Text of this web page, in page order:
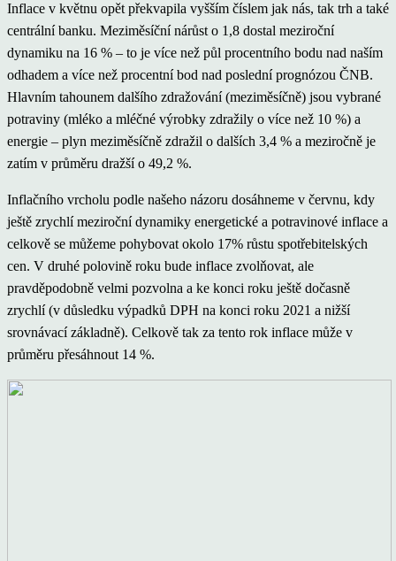
Inflace v květnu opět překvapila vyšším číslem jak nás, tak trh a také
centrální banku. Meziměsíční nárůst o 1,8 dostal meziroční
dynamiku na 16 % – to je více než půl procentního bodu nad naším
odhadem a více než procentní bod nad poslední prognózou ČNB.
Hlavním tahounem dalšího zdražování (meziměsíčně) jsou vybrané
potraviny (mléko a mléčné výrobky zdražily o více než 10 %) a
energie – plyn meziměsíčně zdražil o dalších 3,4 % a meziročně je
zatím v průměru dražší o 49,2 %.
Inflačního vrcholu podle našeho názoru dosáhneme v červnu, kdy
ještě zrychlí meziroční dynamiky energetické a potravinové inflace a
celkově se můžeme pohybovat okolo 17% růstu spotřebitelských
cen. V druhé polovině roku bude inflace zvolňovat, ale
pravděpodobně velmi pozvolna a ke konci roku ještě dočasně
zrychlí (v důsledku výpadků DPH na konci roku 2021 a nižší
srovnávací základně). Celkově tak za tento rok inflace může v
průměru přesáhnout 14 %.